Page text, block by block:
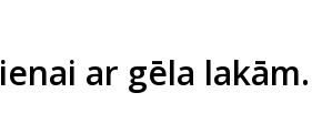
ar gēla lakām.